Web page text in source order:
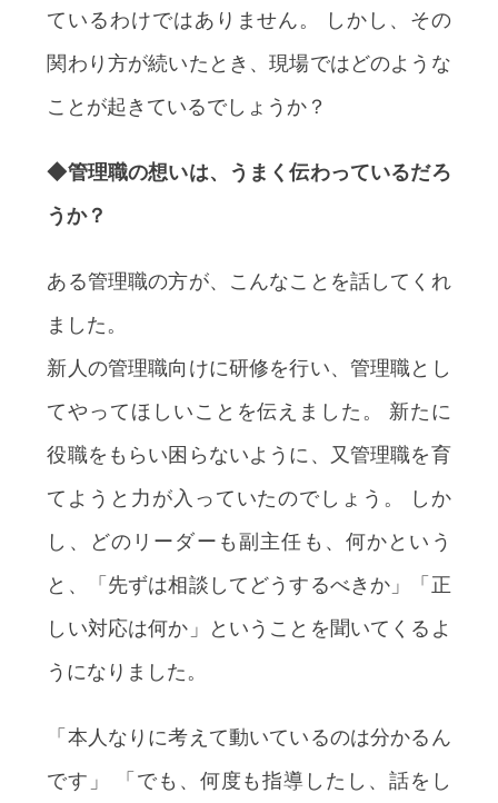
ているわけではありません。 しかし、その
関わり方が続いたとき、現場ではどのような
ことが起きているでしょうか？
◆管理職の想いは、うまく伝わっているだろ
うか？
ある管理職の方が、こんなことを話してくれ
ました。
新人の管理職向けに研修を行い、管理職とし
てやってほしいことを伝えました。 新たに
役職をもらい困らないように、又管理職を育
てようと力が入っていたのでしょう。 しか
し、どのリーダーも副主任も、何かという
と、「先ずは相談してどうするべきか」「正
しい対応は何か」ということを聞いてくるよ
うになりました。
「本人なりに考えて動いているのは分かるん
です」 「でも、何度も指導したし、話をし